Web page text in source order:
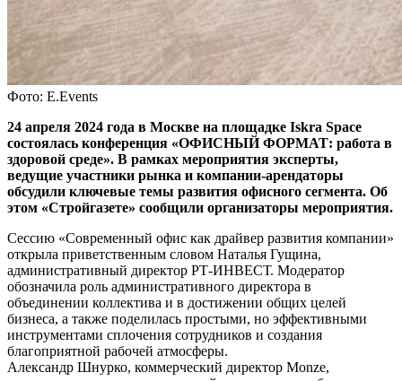
Фото: E.Events
24 апреля 2024 года в Москве на площадке Iskra Space
состоялась конференция «ОФИСНЫЙ ФОРМАТ: работа в
здоровой среде». В рамках мероприятия эксперты,
ведущие участники рынка и компании-арендаторы
обсудили ключевые темы развития офисного сегмента. Об
этом «Стройгазете» сообщили организаторы мероприятия.
Сессию «Современный офис как драйвер развития компании»
открыла приветственным словом Наталья Гущина,
административный директор РТ-ИНВЕСТ. Модератор
обозначила роль административного директора в
объединении коллектива и в достижении общих целей
бизнеса, а также поделилась простыми, но эффективными
инструментами сплочения сотрудников и создания
благоприятной рабочей атмосферы.
Александр Шнурко, коммерческий директор Monze,